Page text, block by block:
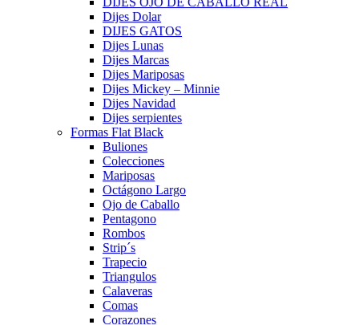
Dijes Dolar
DIJES GATOS
Dijes Lunas
Dijes Marcas
Dijes Mariposas
Dijes Mickey – Minnie
Dijes Navidad
Dijes serpientes
Formas Flat Black
Buliones
Colecciones
Mariposas
Octágono Largo
Ojo de Caballo
Pentagono
Rombos
Strip´s
Trapecio
Triangulos
Calaveras
Comas
Corazones